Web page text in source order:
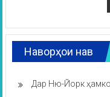
Наворҳои нав
Дар Ню-Йорк